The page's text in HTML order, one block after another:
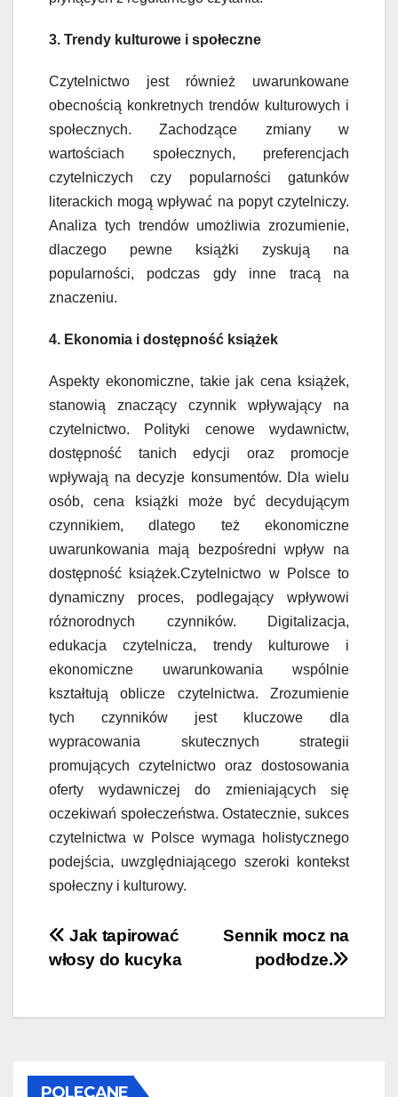
3. Trendy kulturowe i społeczne
Czytelnictwo jest również uwarunkowane
obecnością konkretnych trendów kulturowych i
społecznych. Zachodzące zmiany w
wartościach społecznych, preferencjach
czytelniczych czy popularności gatunków
literackich mogą wpływać na popyt czytelniczy.
Analiza tych trendów umożliwia zrozumienie,
dlaczego pewne książki zyskują na
popularności, podczas gdy inne tracą na
znaczeniu.
4. Ekonomia i dostępność książek
Aspekty ekonomiczne, takie jak cena książek,
stanowią znaczący czynnik wpływający na
czytelnictwo. Polityki cenowe wydawnictw,
dostępność tanich edycji oraz promocje
wpływają na decyzje konsumentów. Dla wielu
osób, cena książki może być decydującym
czynnikiem, dlatego też ekonomiczne
uwarunkowania mają bezpośredni wpływ na
dostępność książek.Czytelnictwo w Polsce to
dynamiczny proces, podlegający wpływowi
różnorodnych czynników. Digitalizacja,
edukacja czytelnicza, trendy kulturowe i
ekonomiczne uwarunkowania wspólnie
kształtują oblicze czytelnictwa. Zrozumienie
tych czynników jest kluczowe dla
wypracowania skutecznych strategii
promujących czytelnictwo oraz dostosowania
oferty wydawniczej do zmieniających się
oczekiwań społeczeństwa. Ostatecznie, sukces
czytelnictwa w Polsce wymaga holistycznego
podejścia, uwzględniającego szeroki kontekst
społeczny i kulturowy.
Nawigacja
wpisu
Sennik mocz na
podłodze.
Jak tapirować
włosy do kucyka
POLECANE